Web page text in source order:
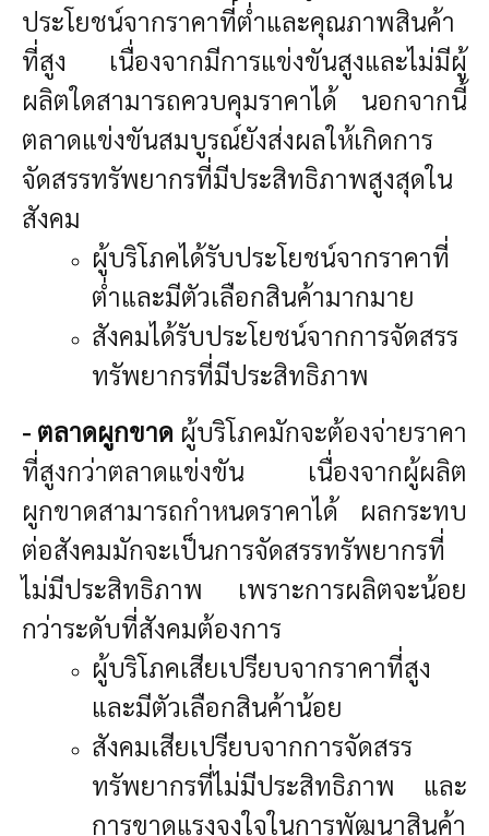
ประโยชน์จากราคาที่ต่ำและคุณภาพสินค้า
ที่สูง เนื่องจากมีการแข่งขันสูงและไม่มีผู้
ผลิตใดสามารถควบคุมราคาได้ นอกจากนี้
ตลาดแข่งขันสมบูรณ์ยังส่งผลให้เกิดการ
จัดสรรทรัพยากรที่มีประสิทธิภาพสูงสุดใน
สังคม
ผู้บริโภคได้รับประโยชน์จากราคาที่
ต่ำและมีตัวเลือกสินค้ามากมาย
สังคมได้รับประโยชน์จากการจัดสรร
ทรัพยากรที่มีประสิทธิภาพ
- ตลาดผูกขาด ผู้บริโภคมักจะต้องจ่ายราคา
ที่สูงกว่าตลาดแข่งขัน เนื่องจากผู้ผลิต
ผูกขาดสามารถกำหนดราคาได้ ผลกระทบ
ต่อสังคมมักจะเป็นการจัดสรรทรัพยากรที่
ไม่มีประสิทธิภาพ เพราะการผลิตจะน้อย
กว่าระดับที่สังคมต้องการ
ผู้บริโภคเสียเปรียบจากราคาที่สูง
และมีตัวเลือกสินค้าน้อย
สังคมเสียเปรียบจากการจัดสรร
ทรัพยากรที่ไม่มีประสิทธิภาพ และ
การขาดแรงจูงใจในการพัฒนาสินค้า